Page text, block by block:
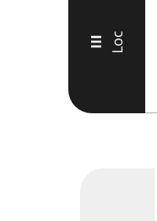
III Loc